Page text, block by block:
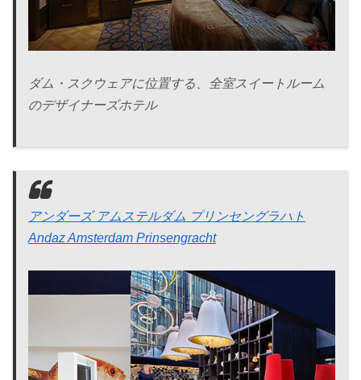
ダム・スクウェアに位置する、全室スイートルーム
のデザイナーズホテル
アンダーズ アムステルダム プリンセングラハト
Andaz Amsterdam Prinsengracht